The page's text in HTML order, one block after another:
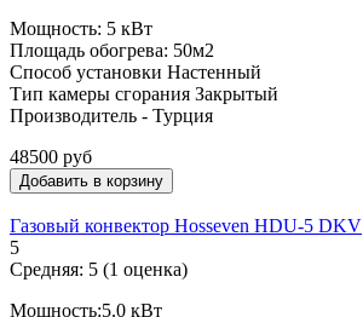
Мощность: 5 кВт
Площадь обогрева: 50м2
Способ установки Настенный
Тип камеры сгорания Закрытый
Производитель - Турция
48500 руб
Газовый конвектор Hosseven HDU-5 DKV
5
Средняя: 5 (1 оценка)
Мощность:5.0 кВт